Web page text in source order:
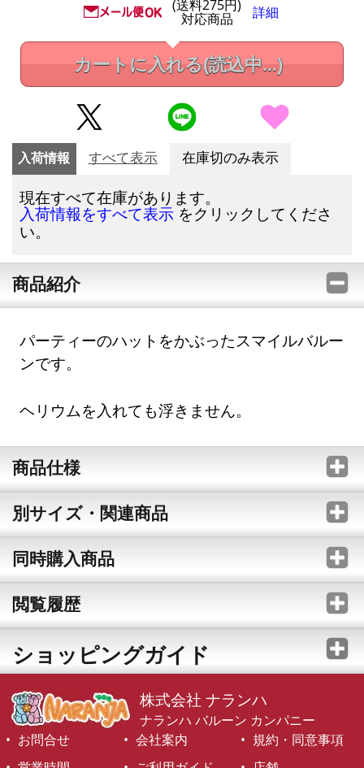
(送料275円)
対応商品 詳細
カートに入れる(読込中...)
入荷情報 すべて表示 在庫切のみ表示
現在すべて在庫があります。
入荷情報をすべて表示 をクリックしてくださ
い。
商品紹介
パーティーのハットをかぶったスマイルバルー
ンです。
ヘリウムを入れても浮きません。
商品仕様
別サイズ・関連商品
同時購入商品
閲覧履歴
ショッピングガイド
株式会社 ナランハ
ナランハ バルーン カンパニー
お問合せ
会社案内
規約・同意事項